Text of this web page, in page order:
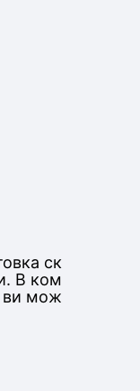
ск
. В ком
ви мож